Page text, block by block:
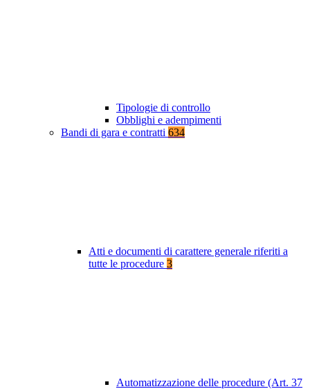
Tipologie di controllo
Obblighi e adempimenti
Bandi di gara e contratti 634
Atti e documenti di carattere generale riferiti a
tutte le procedure 3
Automatizzazione delle procedure (Art. 37